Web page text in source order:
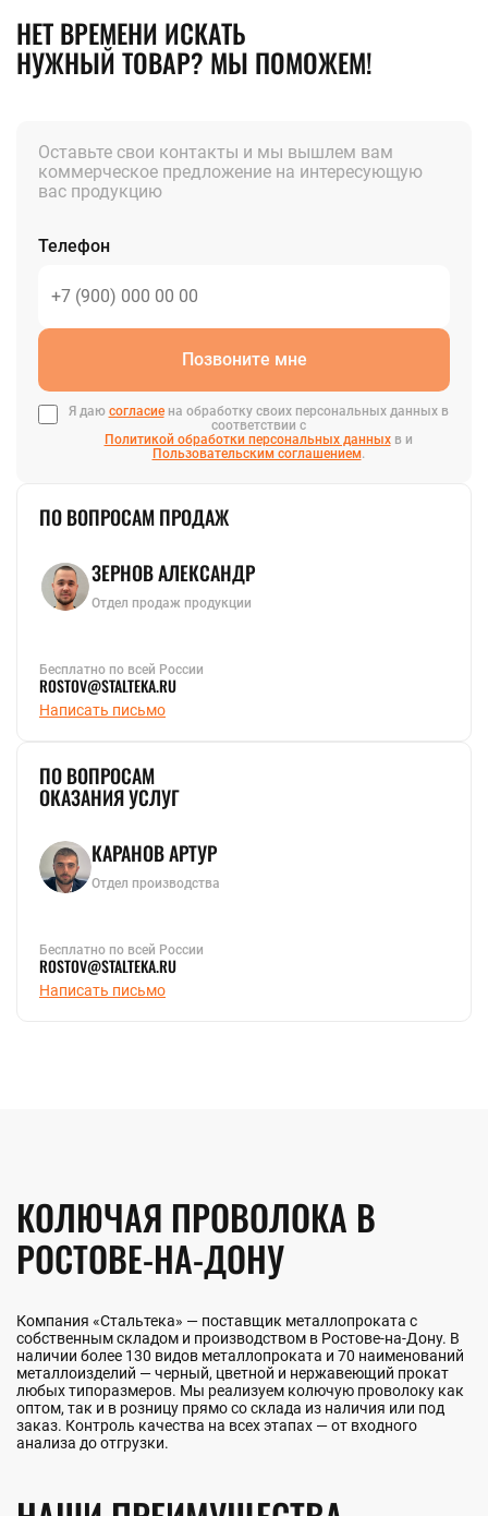
НЕТ ВРЕМЕНИ ИСКАТЬ
НУЖНЫЙ ТОВАР? МЫ ПОМОЖЕМ!
Оставьте свои контакты и мы вышлем вам
коммерческое предложение на интересующую
вас продукцию
Телефон
Позвоните мне
Я даю согласиена обработку своих персональных данных в
соответствии с
Политикой обработки персональных данныхв и
Пользовательским соглашением.
ПО ВОПРОСАМ ПРОДАЖ
ЗЕРНОВ АЛЕКСАНДР
Отдел продаж продукции
Бесплатно по всей России
ROSTOV@STALTEKA.RU
Написать письмо
ПО ВОПРОСАМ
ОКАЗАНИЯ УСЛУГ
КАРАНОВ АРТУР
Отдел производства
Бесплатно по всей России
ROSTOV@STALTEKA.RU
Написать письмо
КОЛЮЧАЯ ПРОВОЛОКА В
РОСТОВЕ-НА-ДОНУ
Компания «Стальтека» — поставщик металлопроката с
собственным складом и производством в Ростове-на-Дону. В
наличии более 130 видов металлопроката и 70 наименований
металлоизделий — черный, цветной и нержавеющий прокат
любых типоразмеров. Мы реализуем колючую проволоку как
оптом, так и в розницу прямо со склада из наличия или под
заказ. Контроль качества на всех этапах — от входного
анализа до отгрузки.